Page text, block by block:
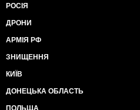
РОСІЯ
ДРОНИ
АРМІЯ РФ
ЗНИЩЕННЯ
КИЇВ
ДОНЕЦЬКА ОБЛАСТЬ